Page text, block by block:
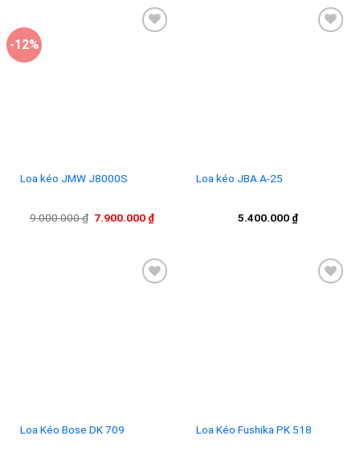
-12%
Loa kéo JMW J8000S
9.000.000₫ Giá
7.900.000 ₫Giá
7.900.000 ₫.
Loa kéo JBA A-25
5.400.000 ₫
Loa Kéo Bose DK 709 Loa Kéo Fushika PK 518